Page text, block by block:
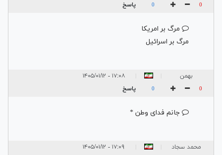
0
0 پاسخ
مرگ بر امریکا
مرگ بر اسرائیل
بهمن ۱۷:۰۸ - ۱۴۰۵/۰۱/۱۲
0
0 پاسخ
جانم فدای وطن *
محمد سجاد
۱۷:۰۹ - ۱۴۰۵/۰۱/۱۲